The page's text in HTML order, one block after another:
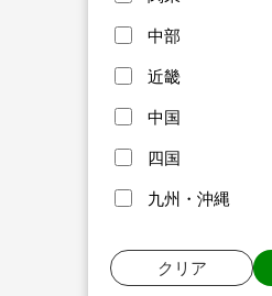
中部
近畿
中国
四国
九州・沖縄
クリア